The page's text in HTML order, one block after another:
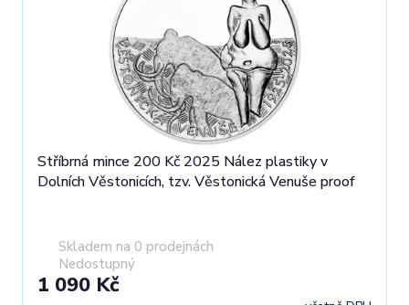
Stříbrná mince 200 Kč 2025 Nález plastiky v
Dolních Věstonicích, tzv. Věstonická Venuše proof
Skladem na 0 prodejnách
Nedostupný
1 090 Kč